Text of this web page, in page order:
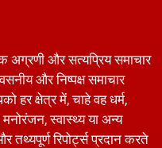
और सत्यप्रिय समाचार
और निष्पक्ष समाचार
हर क्षेत्र में, चाहे वह धर्म,
स्वास्थ्य या अन्य
तथ्यपूर्ण रिपोर्ट्स प्रदान करते